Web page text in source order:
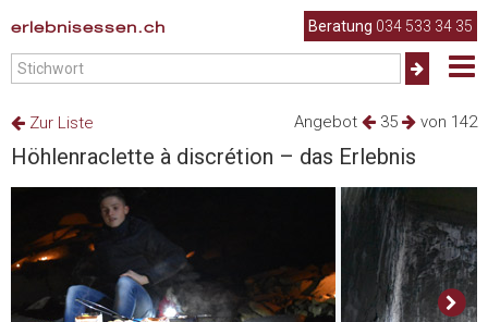
erlebnisessen.ch Beratung 034 533 34 35
Angebot 35 von 142
Zur Liste
Höhlenraclette à discrétion – das Erlebnis